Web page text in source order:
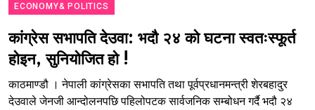
ECONOMY& POLITICS
कांग्रेस सभापति देउवा: भदौ २४ को घटना स्वतःस्फूर्त
होइन, सुनियोजित हो !
काठमाण्डौ । नेपाली कांग्रेसका सभापति तथा पूर्वप्रधानमन्त्री शेरबहादुर
देउवाले जेनजी आन्दोलनपछि पहिलोपटक सार्वजनिक सम्बोधन गर्दै भदौ २४